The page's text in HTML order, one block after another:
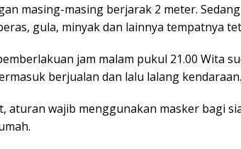
masing-masing berjarak 2 meter.
gula, minyak dan lainnya tempatnya
jam malam pukul 21.00 Wita
berjualan dan lalu lalang kendaraan.
aturan wajib menggunakan masker bagi